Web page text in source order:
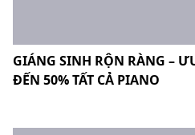
GIÁNG SINH RỘN RÀNG –
ĐẾN 50% TẤT CẢ PIANO